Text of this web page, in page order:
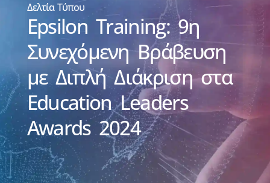
Δελτία Τύπου
Epsilon Training: 9η
Συνεχόμενη Βράβευση
με Διπλή Διάκριση στα
Education Leaders
Awards 2024